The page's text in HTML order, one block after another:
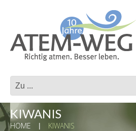
KIWANIS
HOME KIWANIS